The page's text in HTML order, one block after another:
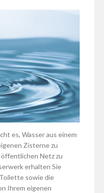
es, Wasser aus einem
Zisterne zu
Netz zu
erhalten Sie
sowie die
Ihrem eigenen